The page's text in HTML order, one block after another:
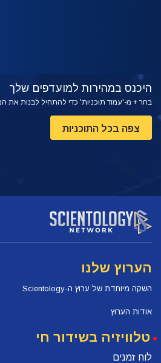
היכנס במהירות למועדפים שלך
בחר + מ-'עמוד תוכניות' כדי להתחיל לבנות את
צפה בכל התוכניות
הערוץ שלנו
השקה מיוחדת של ערוץ ה-Scientology
אודות הערוץ
טלוויזיה בשידור חי
לוח זמנים